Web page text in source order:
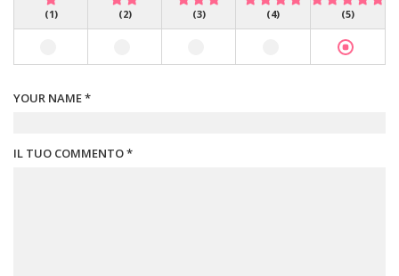
(1) (2) (3) (4) (5)
YOUR NAME *
IL TUO COMMENTO *